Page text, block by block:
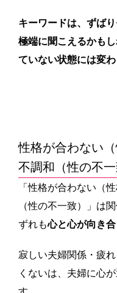
キーワードは、ずばり
極端に聞こえるかも
ていない状態には変わ
性格が合わない
不調和（性の不一
「性格が合わない（
（性の不一致）」は
ずれも心と心が向き合
寂しい夫婦関係・疲
くないは、夫婦に心